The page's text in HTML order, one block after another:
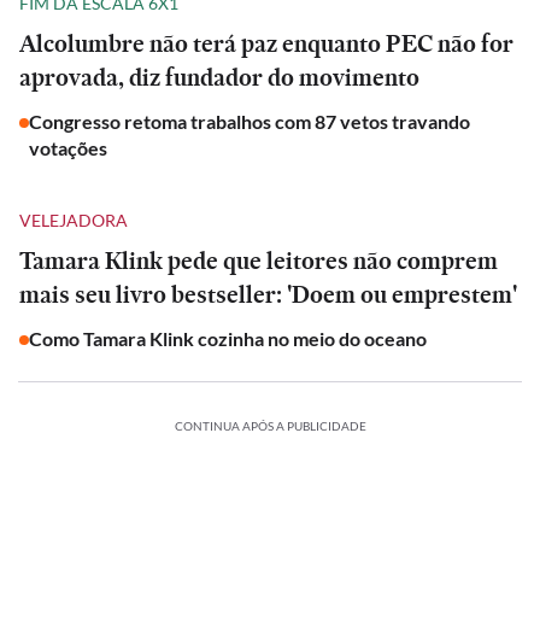
Alcolumbre não terá paz enquanto PEC não for
aprovada, diz fundador do movimento
Congresso retoma trabalhos com 87 vetos travando
votações
VELEJADORA
Tamara Klink pede que leitores não comprem
mais seu livro bestseller: 'Doem ou emprestem'
Como Tamara Klink cozinha no meio do oceano
CONTINUA APÓS A PUBLICIDADE